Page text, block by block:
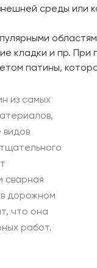
среды или
кладки и пр. При
патины,
из самых
видов
сварная
дорожном
что она
работ.